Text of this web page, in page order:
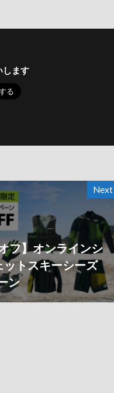
ます
Next
フ】オンラインシ
トスキーシーズ
ン